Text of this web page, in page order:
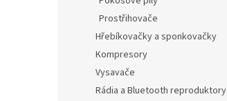
Prostřihovače
Hřebíkovačky a sponkovačky
Kompresory
Vysavače
Rádia a Bluetooth reproduktory